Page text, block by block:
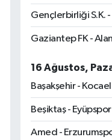
Gençlerbirliği S.K.
Gaziantep FK -
16 Ağustos,
Başakşehir -
Beşiktaş - Eyüpspor
Amed -